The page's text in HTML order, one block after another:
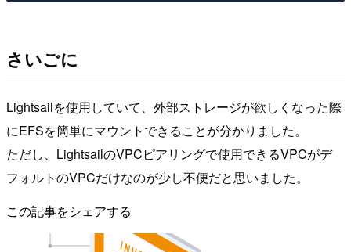
さいごに
Lightsailを使用していて、外部ストレージが欲しくなった際
にEFSを簡単にマウントできることが分かりました。
ただし、LightsailのVPCピアリングで使用できるVPCがデ
フォルトのVPCだけなのが少し不便だと思いました。
この記事をシェアする